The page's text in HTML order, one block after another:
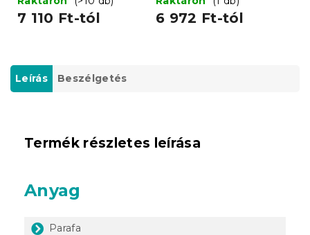
7 110 Ft-tól 6 972 Ft-tól
Leírás Beszélgetés
Termék részletes leírása
Anyag
Parafa